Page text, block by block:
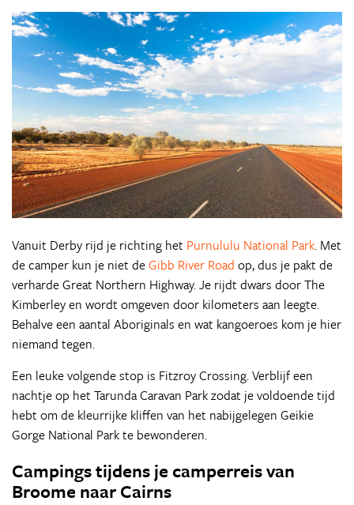
Vanuit Derby rijd je richting het Purnululu National Park. Met
de camper kun je niet deGibb River Road op, dus je pakt de
verharde Great Northern Highway. Je rijdt dwars door The
Kimberley en wordt omgeven door kilometers aan leegte.
Behalve een aantal Aboriginals en wat kangoeroes kom je hier
niemand tegen.
Een leuke volgende stop is Fitzroy Crossing. Verblijf een
nachtje op het Tarunda Caravan Park zodat je voldoende tijd
hebt om de kleurrijke kliffen van het nabijgelegen Geikie
Gorge National Park te bewonderen.
Campings tijdens je camperreis van
Broome naar Cairns